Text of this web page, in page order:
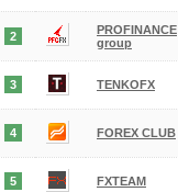
2
PROFINANCE
group
3 TENKOFX
4 FOREX CLUB
5 FXTEAM